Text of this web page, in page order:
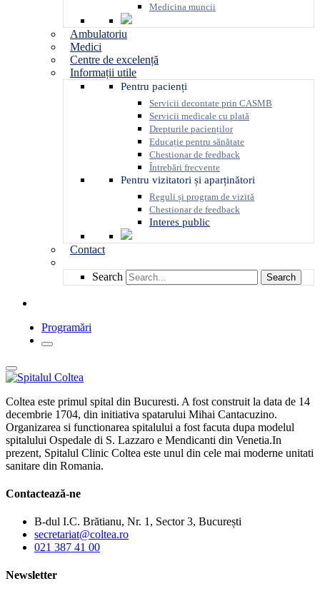
Medicina muncii
Ambulatoriu
Medici
Centre de excelență
Informații utile
Pentru pacienți
Servicii decontate prin CASMB
Servicii medicale cu plată
Drepturile pacienților
Educație pentru sănătate
Chestionar de feedback
Întrebări frecvente
Pentru vizitatori și aparținători
Reguli și program de vizită
Chestionar de feedback
Interes public
Contact
Search Search
Programări
Coltea este primul spital din Bucuresti. A fost construit la data de 14
decembrie 1704, din initiativa spatarului Mihai Cantacuzino.
Organizarea si functionarea spitalului a fost facuta dupa modelul
spitalului Ospedale di S. Lazzaro e Mendicanti din Venetia.In
prezent, Spitalul Clinic Coltea este unul din cele mai moderne unitati
sanitare din Romania.
Contactează-ne
B-dul I.C. Brătianu, Nr. 1, Sector 3, București
secretariat@coltea.ro
021 387 41 00
Newsletter